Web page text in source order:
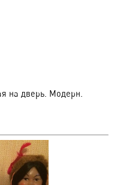
на дверь. Модерн.